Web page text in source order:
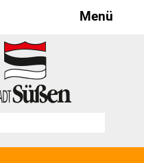
Menü
& Politik